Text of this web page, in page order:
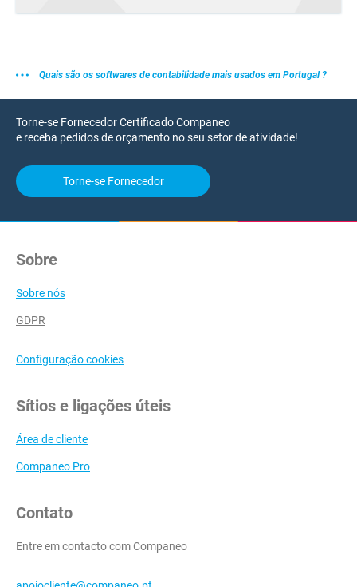
Quais são os softwares de contabilidade mais usados em Portugal ?
Torne-se Fornecedor Certificado Companeo
e receba pedidos de orçamento no seu setor de atividade!
Torne-se Fornecedor
Sobre
Sobre nós
GDPR
Configuração cookies
Sítios e ligações úteis
Área de cliente
Companeo Pro
Contato
Entre em contacto com Companeo